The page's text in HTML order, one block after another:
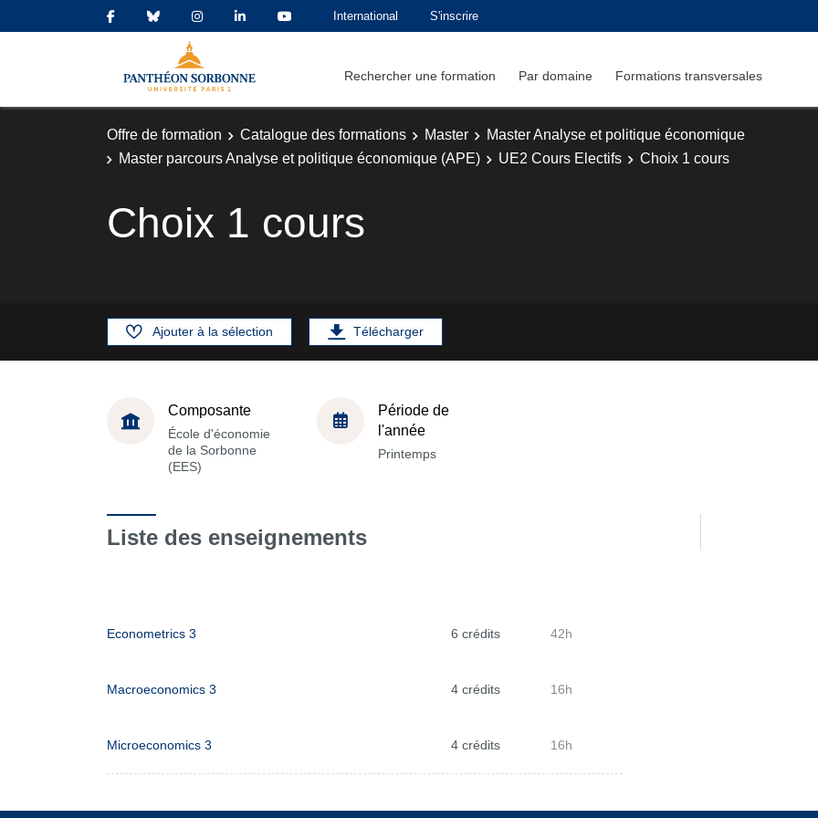
International S'inscrire
Rechercher une formation Par domaine Formations transversales
Offre de formation Catalogue des formations Master
Master Analyse et politique économique
Master parcours Analyse et politique économique (APE)
UE2 Cours Electifs Choix 1 cours
Choix 1 cours
Ajouter à la sélection Télécharger
Composante
École d'économie
de la Sorbonne
(EES)
Période de
l'année
Printemps
Liste des enseignements
Econometrics 3 6 crédits 42h
Macroeconomics 3 4 crédits 16h
Microeconomics 3 4 crédits 16h